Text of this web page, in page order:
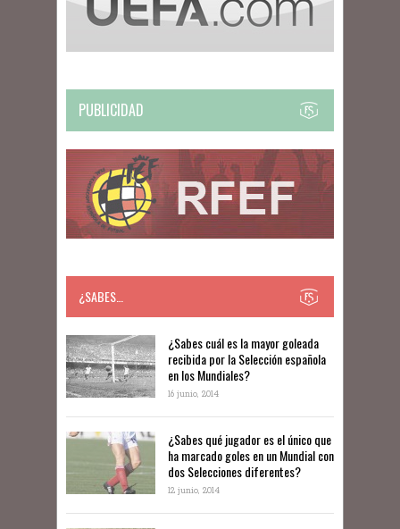
PUBLICIDAD
¿SABES…
​​¿Sabes cuál es la mayor goleada
recibida por la Selección española
en los Mundiales?
16 junio, 2014
¿Sabes qué jugador es el único que
ha marcado goles en un Mundial con
dos Selecciones diferentes?
12 junio, 2014